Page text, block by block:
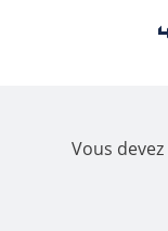
Vous devez